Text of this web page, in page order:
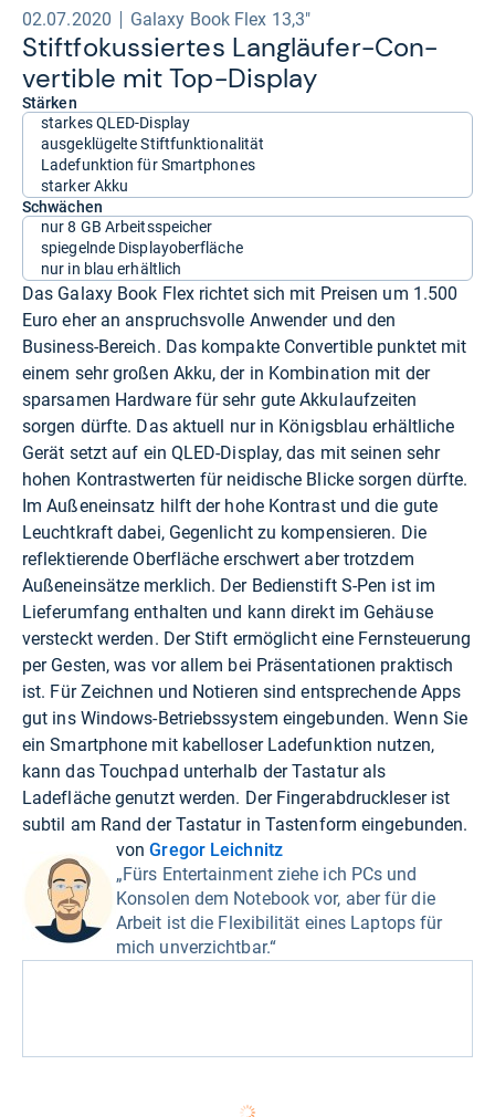
02.07.2020 Galaxy Book Flex 13,3"
Stift­fo­kus­sier­tes Lang­läu­fer-​Con­
ver­ti­ble mit Top-​Dis­play
Stärken
starkes QLED-Display
ausgeklügelte Stiftfunktionalität
Ladefunktion für Smartphones
starker Akku
Schwächen
nur 8 GB Arbeitsspeicher
spiegelnde Displayoberfläche
nur in blau erhältlich
Das Galaxy Book Flex richtet sich mit Preisen um 1.500
Euro eher an anspruchsvolle Anwender und den
Business-Bereich. Das kompakte Convertible punktet mit
einem sehr großen Akku, der in Kombination mit der
sparsamen Hardware für sehr gute Akkulaufzeiten
sorgen dürfte. Das aktuell nur in Königsblau erhältliche
Gerät setzt auf ein QLED-Display, das mit seinen sehr
hohen Kontrastwerten für neidische Blicke sorgen dürfte.
Im Außeneinsatz hilft der hohe Kontrast und die gute
Leuchtkraft dabei, Gegenlicht zu kompensieren. Die
reflektierende Oberfläche erschwert aber trotzdem
Außeneinsätze merklich. Der Bedienstift S-Pen ist im
Lieferumfang enthalten und kann direkt im Gehäuse
versteckt werden. Der Stift ermöglicht eine Fernsteuerung
per Gesten, was vor allem bei Präsentationen praktisch
ist. Für Zeichnen und Notieren sind entsprechende Apps
gut ins Windows-Betriebssystem eingebunden. Wenn Sie
ein Smartphone mit kabelloser Ladefunktion nutzen,
kann das Touchpad unterhalb der Tastatur als
Ladefläche genutzt werden. Der Fingerabdruckleser ist
subtil am Rand der Tastatur in Tastenform eingebunden.
vonGregor Leichnitz
„Fürs Entertainment ziehe ich PCs und
Konsolen dem Notebook vor, aber für die
Arbeit ist die Flexibilität eines Laptops für
mich unverzichtbar.“